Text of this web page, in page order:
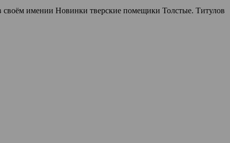
своём имении Новинки тверские помещики Толстые. Титулов